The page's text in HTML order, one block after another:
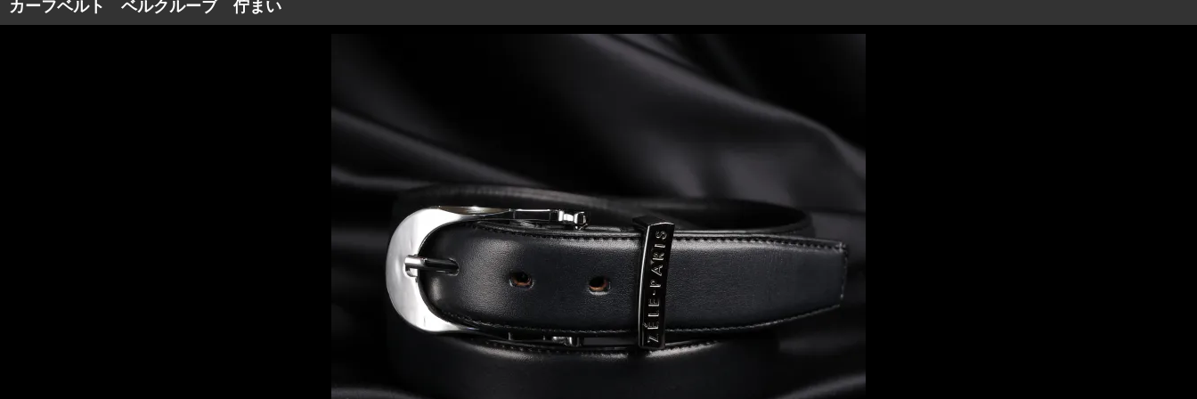
カーフベルト ベルクルーブ 佇まい